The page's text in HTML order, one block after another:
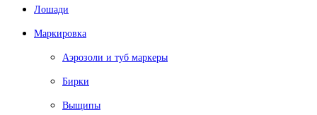
Лошади
Маркировка
Аэрозоли и туб маркеры
Бирки
Выщипы